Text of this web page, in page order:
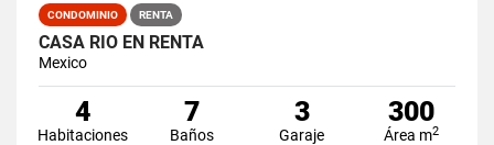
CONDOMINIO RENTA
CASA RIO EN RENTA
Mexico
4
Habitaciones
7
Baños
3
Garaje
300
Área m2